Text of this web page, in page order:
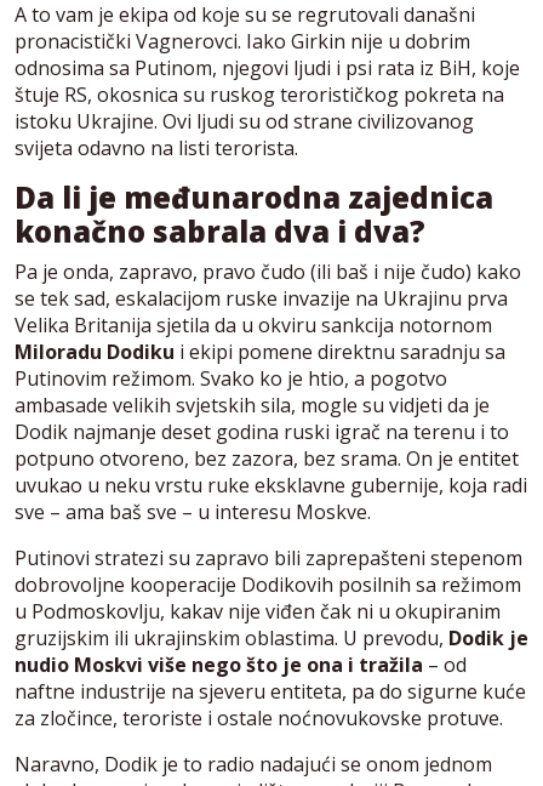
A to vam je ekipa od koje su se regrutovali današni
pronacistički Vagnerovci. Iako Girkin nije u dobrim
odnosima sa Putinom, njegovi ljudi i psi rata iz BiH, koje
štuje RS, okosnica su ruskog terorističkog pokreta na
istoku Ukrajine. Ovi ljudi su od strane civilizovanog
svijeta odavno na listi terorista.
Da li je međunarodna zajednica
konačno sabrala dva i dva?
Pa je onda, zapravo, pravo čudo (ili baš i nije čudo) kako
se tek sad, eskalacijom ruske invazije na Ukrajinu prva
Velika Britanija sjetila da u okviru sankcija notornom
Miloradu Dodiku i ekipi pomene direktnu saradnju sa
Putinovim režimom. Svako ko je htio, a pogotvo
ambasade velikih svjetskih sila, mogle su vidjeti da je
Dodik najmanje deset godina ruski igrač na terenu i to
potpuno otvoreno, bez zazora, bez srama. On je entitet
uvukao u neku vrstu ruke eksklavne gubernije, koja radi
sve – ama baš sve – u interesu Moskve.
Putinovi stratezi su zapravo bili zaprepašteni stepenom
dobrovoljne kooperacije Dodikovih posilnih sa režimom
u Podmoskovlju, kakav nije viđen čak ni u okupiranim
gruzijskim ili ukrajinskim oblastima. U prevodu, Dodik je
nudio Moskvi više nego što je ona i tražila – od
naftne industrije na sjeveru entiteta, pa do sigurne kuće
za zločince, teroriste i ostale noćnovukovske protuve.
Naravno, Dodik je to radio nadajući se onom jednom